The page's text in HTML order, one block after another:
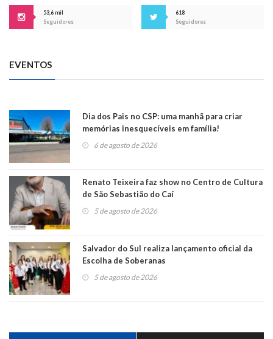
53,6 mil
Seguidores
618
Seguidores
EVENTOS
Dia dos Pais no CSP: uma manhã para criar
memórias inesquecíveis em família!
6 de agosto de 2026
Renato Teixeira faz show no Centro de Cultura
de São Sebastião do Caí
5 de agosto de 2026
Salvador do Sul realiza lançamento oficial da
Escolha de Soberanas
5 de agosto de 2026